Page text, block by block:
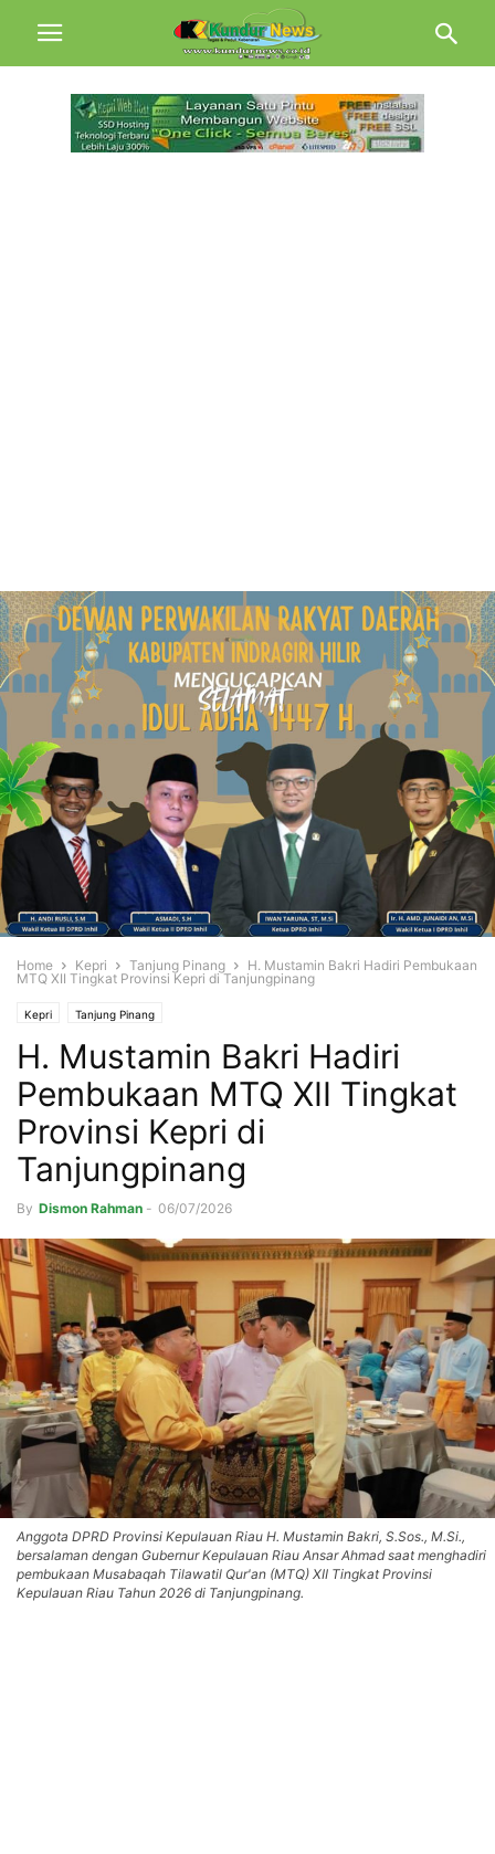
Home Kepri Tanjung Pinang
H. Mustamin Bakri Hadiri Pembukaan
MTQ XII Tingkat Provinsi Kepri di Tanjungpinang
Kepri Tanjung Pinang
H. Mustamin Bakri Hadiri
Pembukaan MTQ XII Tingkat
Provinsi Kepri di
Tanjungpinang
By Dismon Rahman - 06/07/2026
Anggota DPRD Provinsi Kepulauan Riau H. Mustamin Bakri, S.Sos., M.Si.,
bersalaman dengan Gubernur Kepulauan Riau Ansar Ahmad saat menghadiri
pembukaan Musabaqah Tilawatil Qur'an (MTQ) XII Tingkat Provinsi
Kepulauan Riau Tahun 2026 di Tanjungpinang.